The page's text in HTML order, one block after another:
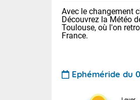
Avec le changement
Découvrez la Météo
Toulouse, où l'on
France.
Ephéméride du